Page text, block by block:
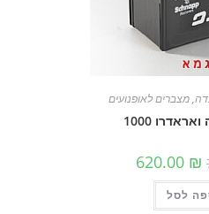
,מצברים לאופנועים
1000
המחיר
המקורי
היה:
710.00 ₪.
620.00 ₪
לסל